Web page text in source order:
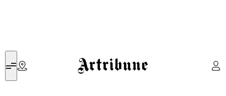
Artribune